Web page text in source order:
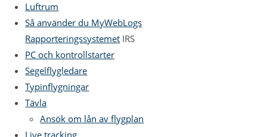
Luftrum
Så använder du MyWebLogs
Rapporteringssystemet IRS
PC och kontrollstarter
Segelflygledare
Typinflygningar
Tävla
Ansök om lån av flygplan
Live tracking